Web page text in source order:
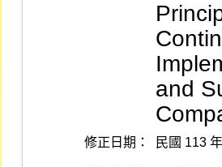
and
修正日期： 民國 113